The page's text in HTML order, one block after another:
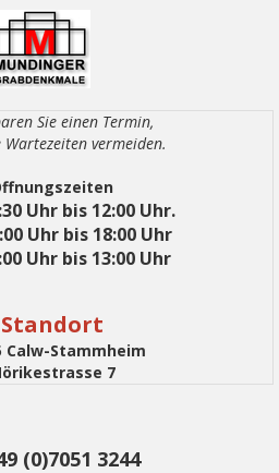
Sie einen Termin,
vermeiden.
Uhr bis 12:00 Uhr.
bis 18:00 Uhr
Uhr bis 13:00 Uhr
Standort
Calw-Stammheim
7
(0)7051 3244